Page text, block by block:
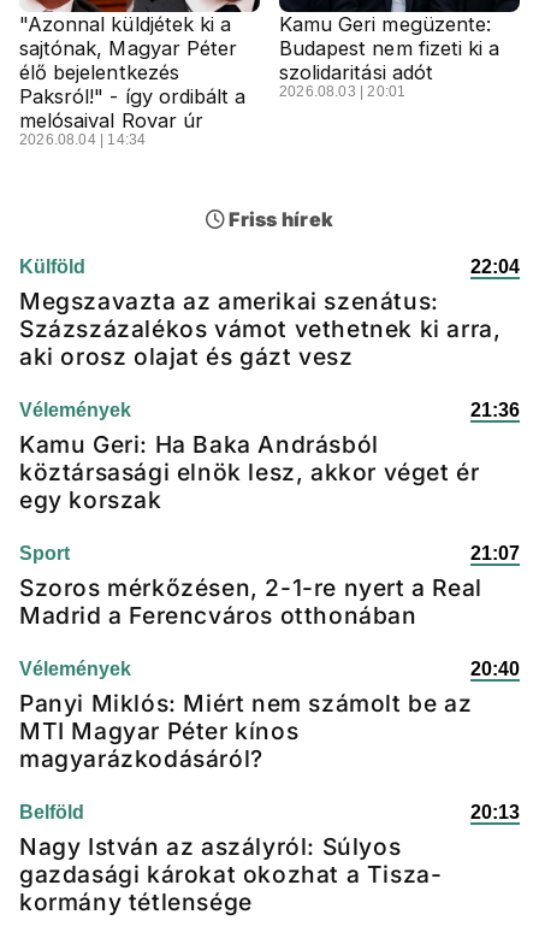
"Azonnal küldjétek ki a
sajtónak, Magyar Péter
élő bejelentkezés
Paksról!" - így ordibált a
melósaival Rovar úr
2026.08.04 | 14:34
Kamu Geri megüzente:
Budapest nem fizeti ki a
szolidaritási adót
2026.08.03 | 20:01
Friss hírek
Külföld 22:04
Megszavazta az amerikai szenátus:
Százszázalékos vámot vethetnek ki arra,
aki orosz olajat és gázt vesz
Vélemények 21:36
Kamu Geri: Ha Baka Andrásból
köztársasági elnök lesz, akkor véget ér
egy korszak
Sport 21:07
Szoros mérkőzésen, 2-1-re nyert a Real
Madrid a Ferencváros otthonában
Vélemények 20:40
Panyi Miklós: Miért nem számolt be az
MTI Magyar Péter kínos
magyarázkodásáról?
Belföld 20:13
Nagy István az aszályról: Súlyos
gazdasági károkat okozhat a Tisza-
kormány tétlensége